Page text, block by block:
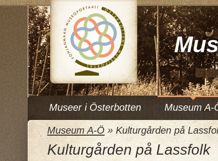
Museer i Österbotten Museum A-
Museum A-Ö » Kulturgården på
Kulturgården på Lassfolk